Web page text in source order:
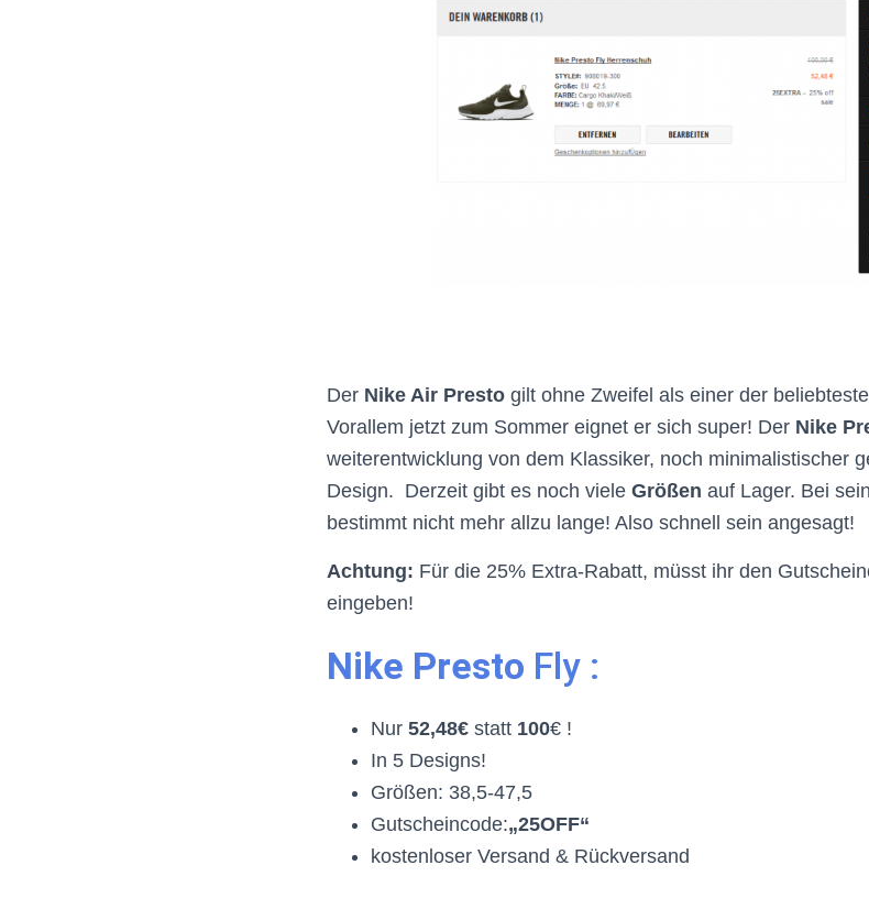
Der Nike Air Presto gilt ohne Zweifel als einer der
Vorallem jetzt zum Sommer eignet er sich super! Der Nike
weiterentwicklung von dem Klassiker, noch minimalistischer
Design. Derzeit gibt es noch viele Größen auf Lager. Bei
bestimmt nicht mehr allzu lange! Also schnell sein angesagt!
Achtung: Für die 25% Extra-Rabatt, müsst ihr den
eingeben!
Nike Presto Fly :
Nur 52,48€ statt 100€ !
In 5 Designs!
Größen: 38,5-47,5
Gutscheincode:„25OFF“
kostenloser Versand & Rückversand